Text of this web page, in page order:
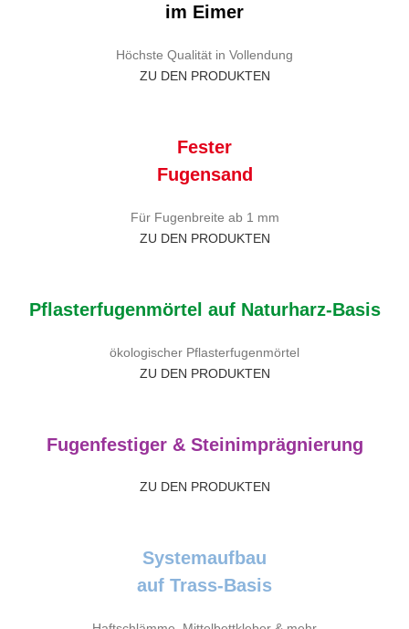
im Eimer
Höchste Qualität in Vollendung
ZU DEN PRODUKTEN
Fester
Fugensand
Für Fugenbreite ab 1 mm
ZU DEN PRODUKTEN
Pflasterfugenmörtel auf Naturharz-Basis
ökologischer Pflasterfugenmörtel
ZU DEN PRODUKTEN
Fugenfestiger & Steinimprägnierung
ZU DEN PRODUKTEN
Systemaufbau
auf Trass-Basis